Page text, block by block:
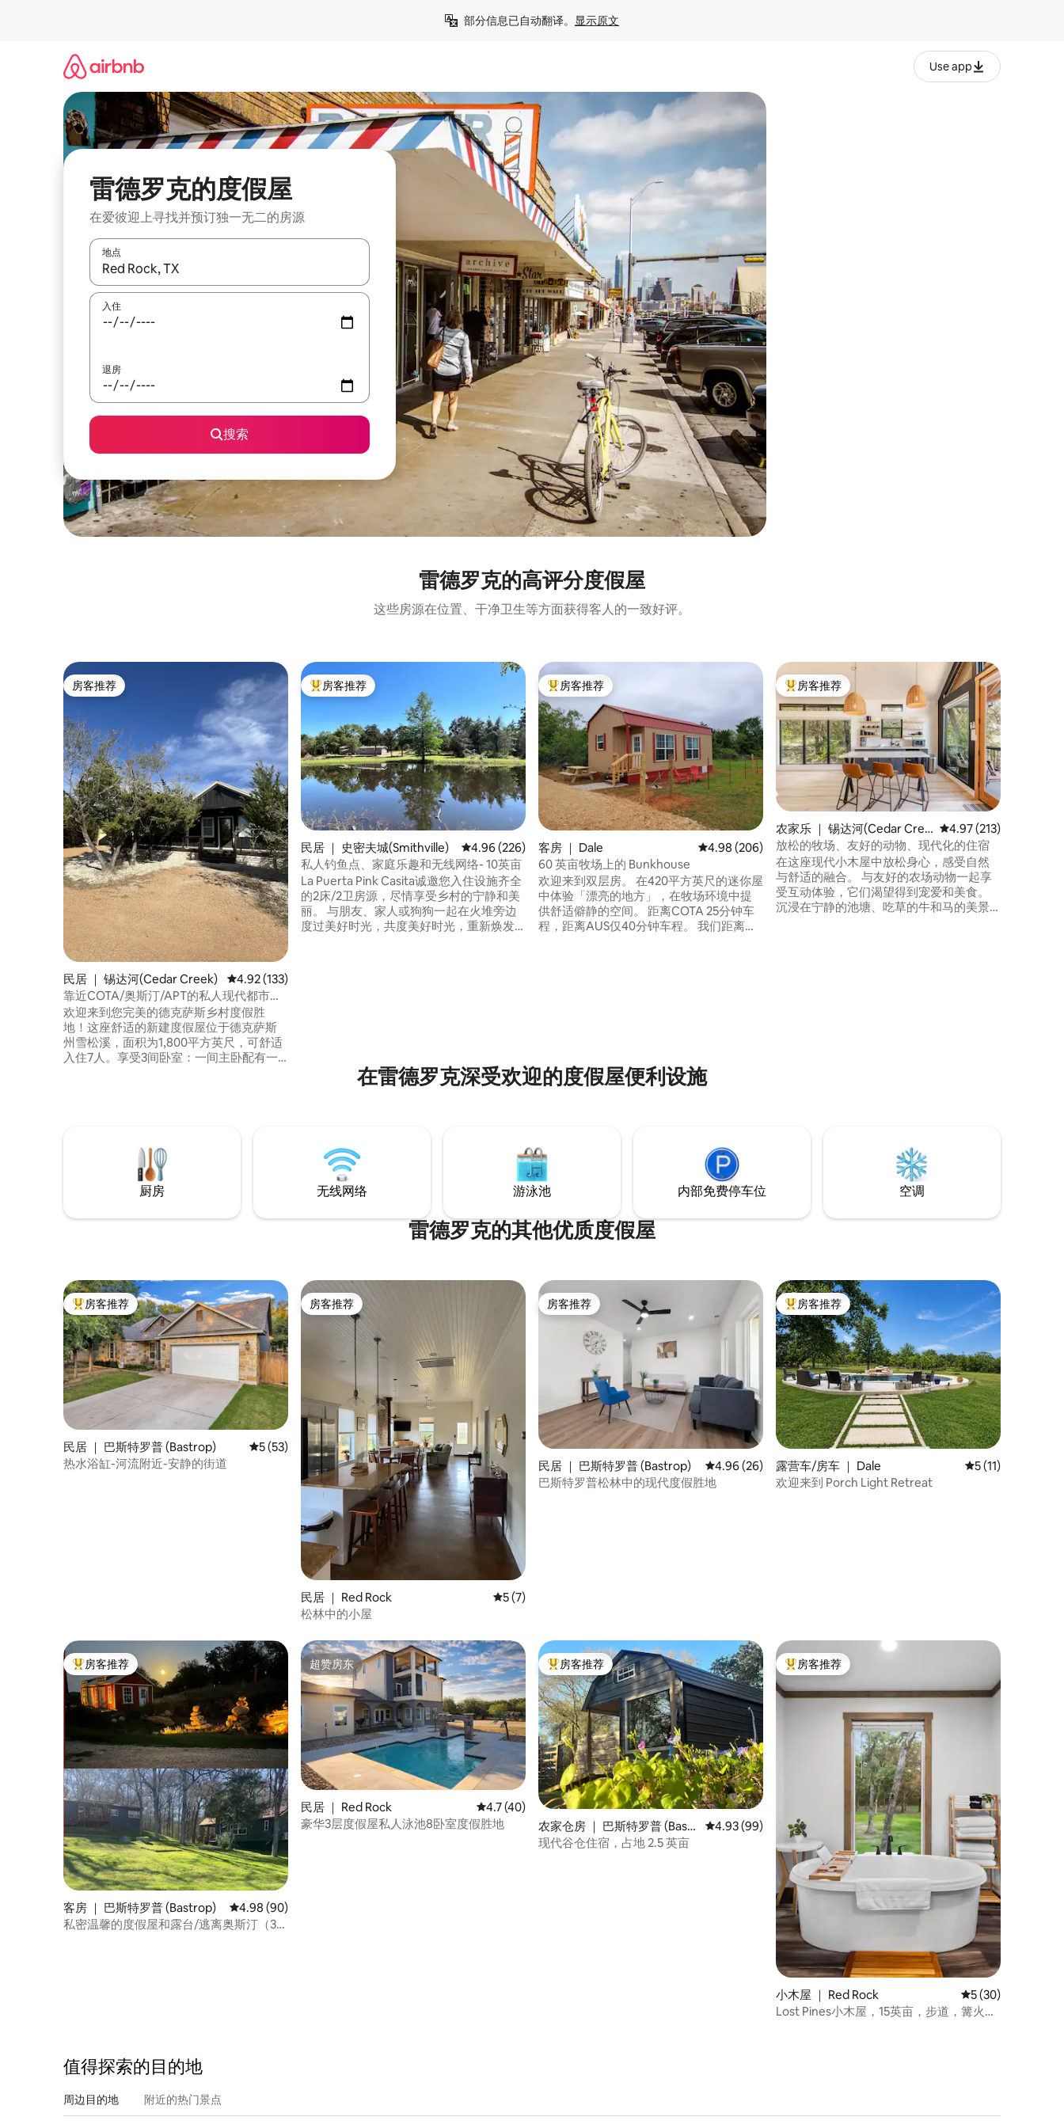
部分信息已自动翻译。 显示原文
Use app
雷德罗克的度假屋
在爱彼迎上寻找并预订独一无二的房源
地点
如有搜索结果，请使用上下方向键查看，或通过点击或滑动手势浏览。
入住
退房
搜索
雷德罗克的高评分度假屋
这些房源在位置、干净卫生等方面获得客人的一致好评。
房客推荐
房客推荐
民居 ｜ 锡达河(Cedar Creek) 平均评分 4.92 分（满分 5 分），共 133 条评价
4.92 (133)
靠近COTA/奥斯汀/APT的私人现代都市度
假屋
欢迎来到您完美的德克萨斯乡村度假胜
地！这座舒适的新建度假屋位于德克萨斯
州雪松溪，面积为1,800平方英尺，可舒适
入住7人。享受3间卧室：一间主卧配有一
适合家庭或远程工作者入住–宁静方便！马
热门「房客推荐」
房客推荐
民居 ｜ 史密夫城(Smithville) 平均评分 4.96 分（满分 5 分），共 226 条评价
4.96 (226)
私人钓鱼点、家庭乐趣和无线网络- 10英亩
La Puerta Pink Casita诚邀您入住设施齐全
的2床/2卫房源，尽情享受乡村的宁静和美
丽。 与朋友、家人或狗狗一起在火堆旁边
度过美好时光，共度美好时光，重新焕发
热门「房客推荐」
房客推荐
客房 ｜ Dale 平均评分 4.98 分（满分 5 分），共 206 条评价
4.98 (206)
60 英亩牧场上的 Bunkhouse
欢迎来到双层房。 在420平方英尺的迷你屋
中体验「漂亮的地方」，在牧场环境中提
供舒适僻静的空间。 距离COTA 25分钟车
程，距离AUS仅40分钟车程。 我们距离位
热门「房客推荐」
房客推荐
农家乐 ｜ 锡达河(Cedar Cree
k)
平均评分 4.97 分（满
4.97 (213)
放松的牧场、友好的动物、现代化的住宿
在这座现代小木屋中放松身心，感受自然
与舒适的融合。 与友好的农场动物一起享
受互动体验，它们渴望得到宠爱和美食。
沉浸在宁静的池塘、吃草的牛和马的美景
在雷德罗克深受欢迎的度假屋便利设施
厨房 无线网络 游泳池 内部免费停车位 空调
雷德罗克的其他优质度假屋
热门「房客推荐」
房客推荐
民居 ｜ 巴斯特罗普 (Bastrop) 平均评分 5 分（满分 5 分），共 53 条评价
5 (53)
热水浴缸-河流附近-安静的街道
房客推荐
房客推荐
民居 ｜ Red Rock 平均评分 5 分（满分 5 分），共 7 条评价
5 (7)
松林中的小屋
房客推荐
房客推荐
民居 ｜ 巴斯特罗普 (Bastrop) 平均评分 4.96 分（满分 5 分），共 26 条评价
4.96 (26)
巴斯特罗普松林中的现代度假胜地
热门「房客推荐」
房客推荐
露营车/房车 ｜ Dale 平均评分 5 分（满
5 (11)
欢迎来到 Porch Light Retreat
热门「房客推荐」
房客推荐
客房 ｜ 巴斯特罗普 (Bastrop) 平均评分 4.98 分（满分 5 分），共 90 条评价
4.98 (90)
私密温馨的度假屋和露台/逃离奥斯汀（35
超赞房东
超赞房东
民居 ｜ Red Rock 平均评分 4.7 分（满分 5 分），共 40 条评价
4.7 (40)
豪华3层度假屋私人泳池8卧室度假胜地
热门「房客推荐」
房客推荐
农家仓房 ｜ 巴斯特罗普 (Bastr
op)
平均评分 4.93 分（满分 5 分），共 99 条评价
4.93 (99)
现代谷仓住宿，占地 2.5 英亩
热门「房客推荐」
房客推荐
小木屋 ｜ Red Rock 平均评分 5 分（满
5 (30)
Lost Pines小木屋，15英亩，步道，篝火，
值得探索的目的地
周边目的地 附近的热门景点